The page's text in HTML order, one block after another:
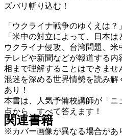
ズバリ斬り込む！
「ウクライナ戦争のゆくえは？」
「米中の対立によって、日本は
ウクライナ侵攻、台湾問題、米
テレビや新聞などが報道する
相まで理解することはできませ
混迷を深める世界情勢を読み解
あり！
本書は、人気予備校講師が「ニ
点から、すべて答えます！
※カバー画像が異なる場合があ
関連書籍